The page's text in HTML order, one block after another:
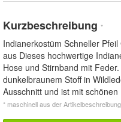
Kurzbeschreibung *
Indianerkostüm Schneller
aus Dieses hochwertige
Hose und Stirnband mit
dunkelbraunem Stoff in
Ausschnitt und ist mit
* maschinell aus der